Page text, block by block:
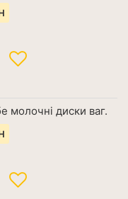
молочні диски ваг.